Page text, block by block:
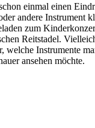
einmal einen
andere Instrument
zum
Reitstadel.
welche Instrumente
ansehen möchte.